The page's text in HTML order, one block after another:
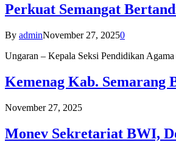
Perkuat Semangat
By adminNovember 27, 20250
Ungaran – Kepala Seksi Pendidikan
Kemenag Kab. Semarang
November 27, 2025
Monev Sekretariat BWI,